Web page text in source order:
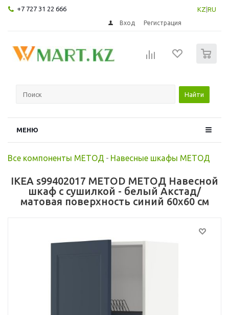
+7 727 31 22 666 KZ RU
Вход Регистрация
Найти
МЕНЮ
Все компоненты МЕТОД - Навесные шкафы МЕТОД
IKEA s99402017 METOD МЕТОД Навесной
шкаф с сушилкой - белый Акстад/
матовая поверхность синий 60x60 см